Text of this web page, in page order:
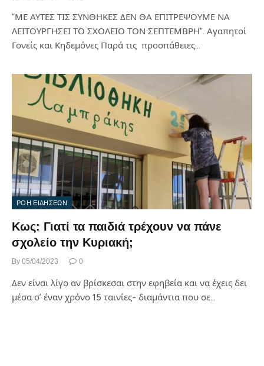
“ΜΕ ΑΥΤΕΣ ΤΙΣ ΣΥΝΘΗΚΕΣ ΔΕΝ ΘΑ ΕΠΙΤΡΕΨΟΥΜΕ ΝΑ
ΛΕΙΤΟΥΡΓΗΣΕΙ ΤΟ ΣΧΟΛΕΙΟ ΤΟΝ ΣΕΠΤΕΜΒΡΗ”. Αγαπητοί
Γονείς και Κηδεμόνες Παρά τις προσπάθειες…
ΡΟΗ ΕΙΔΗΣΕΩΝ
Κως: Γιατί τα παιδιά τρέχουν να πάνε
σχολείο την Κυριακή;
By 05/04/2023 0
Δεν είναι λίγο αν βρίσκεσαι στην εφηβεία και να έχεις δει
μέσα σ’ έναν χρόνο 15 ταινίες- διαμάντια που σε…